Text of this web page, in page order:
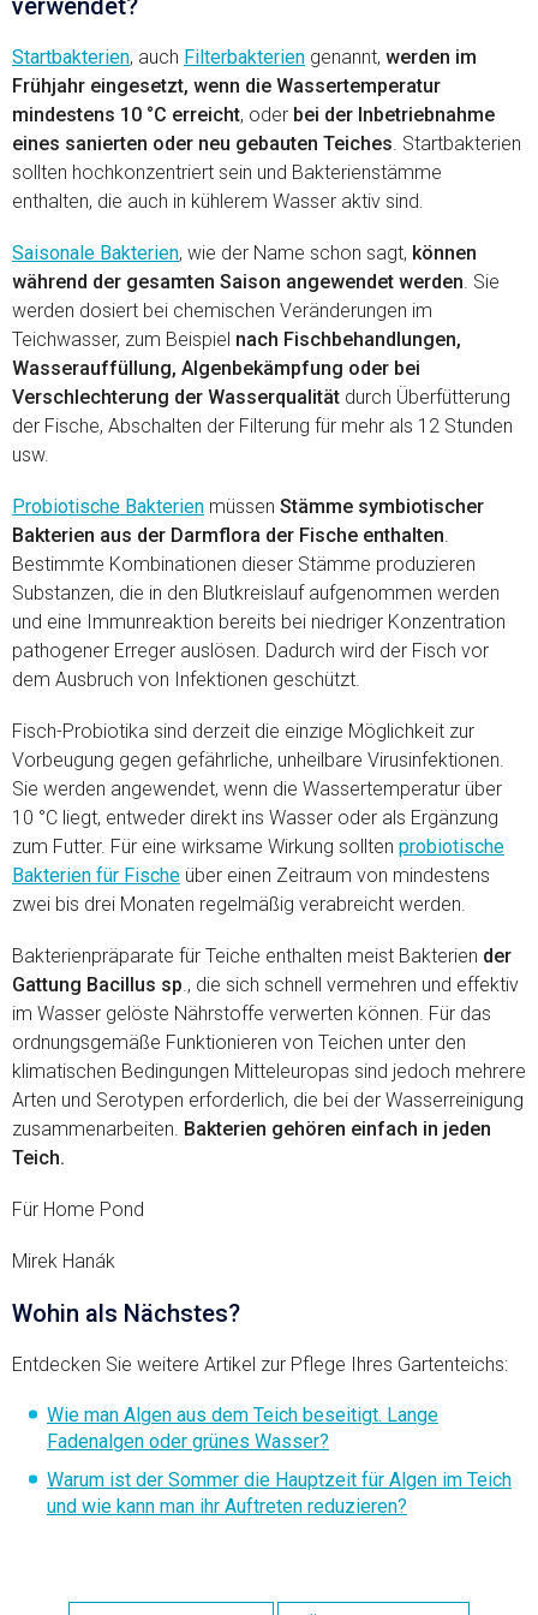
verwendet?
Startbakterien, auch Filterbakterien genannt, werden im
Frühjahr eingesetzt, wenn die Wassertemperatur
mindestens 10 °C erreicht, oder bei der Inbetriebnahme
eines sanierten oder neu gebauten Teiches. Startbakterien
sollten hochkonzentriert sein und Bakterienstämme
enthalten, die auch in kühlerem Wasser aktiv sind.
Saisonale Bakterien, wie der Name schon sagt, können
während der gesamten Saison angewendet werden. Sie
werden dosiert bei chemischen Veränderungen im
Teichwasser, zum Beispiel nach Fischbehandlungen,
Wasserauffüllung, Algenbekämpfung oder bei
Verschlechterung der Wasserqualität durch Überfütterung
der Fische, Abschalten der Filterung für mehr als 12 Stunden
usw.
Probiotische Bakterien müssen Stämme symbiotischer
Bakterien aus der Darmflora der Fische enthalten.
Bestimmte Kombinationen dieser Stämme produzieren
Substanzen, die in den Blutkreislauf aufgenommen werden
und eine Immunreaktion bereits bei niedriger Konzentration
pathogener Erreger auslösen. Dadurch wird der Fisch vor
dem Ausbruch von Infektionen geschützt.
Fisch-Probiotika sind derzeit die einzige Möglichkeit zur
Vorbeugung gegen gefährliche, unheilbare Virusinfektionen.
Sie werden angewendet, wenn die Wassertemperatur über
10 °C liegt, entweder direkt ins Wasser oder als Ergänzung
zum Futter. Für eine wirksame Wirkung sollten probiotische
Bakterien für Fische über einen Zeitraum von mindestens
zwei bis drei Monaten regelmäßig verabreicht werden.
Bakterienpräparate für Teiche enthalten meist Bakterien der
Gattung Bacillus sp., die sich schnell vermehren und effektiv
im Wasser gelöste Nährstoffe verwerten können. Für das
ordnungsgemäße Funktionieren von Teichen unter den
klimatischen Bedingungen Mitteleuropas sind jedoch mehrere
Arten und Serotypen erforderlich, die bei der Wasserreinigung
zusammenarbeiten. Bakterien gehören einfach in jeden
Teich.
Für Home Pond
Mirek Hanák
Wohin als Nächstes?
Entdecken Sie weitere Artikel zur Pflege Ihres Gartenteichs:
Wie man Algen aus dem Teich beseitigt. Lange
Fadenalgen oder grünes Wasser?
Warum ist der Sommer die Hauptzeit für Algen im Teich
und wie kann man ihr Auftreten reduzieren?